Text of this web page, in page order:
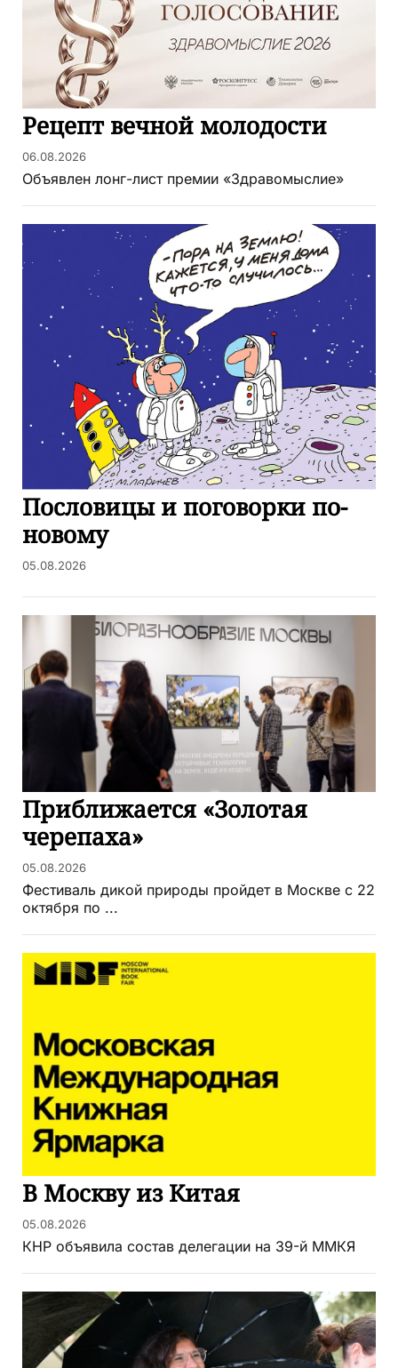
Рецепт вечной молодости
06.08.2026
Объявлен лонг-лист премии «Здравомыслие»
Пословицы и поговорки по-
новому
05.08.2026
Приближается «Золотая
черепаха»
05.08.2026
Фестиваль дикой природы пройдет в Москве с 22
октября по ...
В Москву из Китая
05.08.2026
КНР объявила состав делегации на 39-й ММКЯ